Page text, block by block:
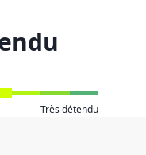
Très détendu